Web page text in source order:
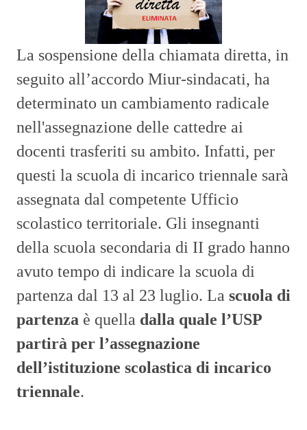
La sospensione della chiamata diretta, in
seguito all’accordo Miur-sindacati, ha
determinato un cambiamento radicale
nell'assegnazione delle cattedre ai
docenti trasferiti su ambito. Infatti, per
questi la scuola di incarico triennale sarà
assegnata dal competente Ufficio
scolastico territoriale. Gli insegnanti
della scuola secondaria di II grado hanno
avuto tempo di indicare la scuola di
partenza dal 13 al 23 luglio. La scuola di
partenza è quella dalla quale l’USP
partirà per l’assegnazione
dell’istituzione scolastica di incarico
triennale.